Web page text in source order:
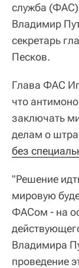
служба
Владимир
секретарь
Песков.
Глава ФАС
что
заключать
делам о
без
"Решение
мировую
ФАСом - на
Владимира
проведение